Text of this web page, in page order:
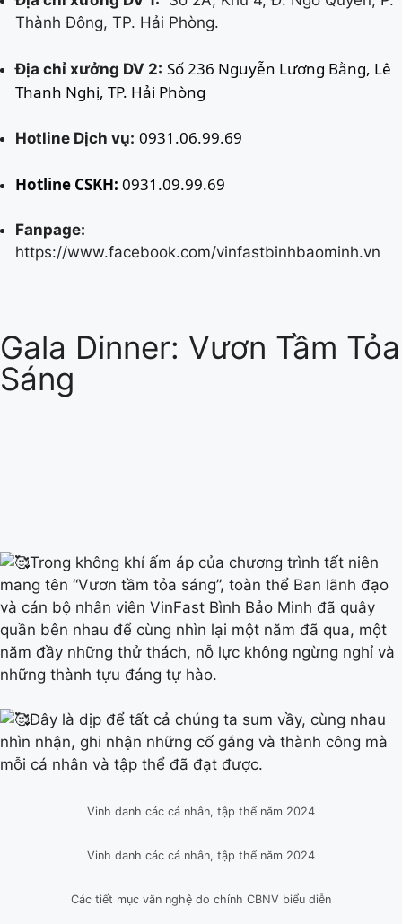
Thành Đông, TP. Hải Phòng.
Địa chỉ xưởng DV 2: Số 236 Nguyễn Lương Bằng, Lê
Thanh Nghị, TP. Hải Phòng
Hotline Dịch vụ: 0931.06.99.69
Hotline CSKH: 0931.09.99.69
Fanpage:
https://www.facebook.com/vinfastbinhbaominh.vn
Gala Dinner: Vươn Tầm Tỏa
Sáng
Trong không khí ấm áp của chương trình tất niên
mang tên “Vươn tầm tỏa sáng”, toàn thể Ban lãnh đạo
và cán bộ nhân viên VinFast Bình Bảo Minh đã quây
quần bên nhau để cùng nhìn lại một năm đã qua, một
năm đầy những thử thách, nỗ lực không ngừng nghỉ và
những thành tựu đáng tự hào.
Đây là dịp để tất cả chúng ta sum vầy, cùng nhau
nhìn nhận, ghi nhận những cố gắng và thành công mà
mỗi cá nhân và tập thể đã đạt được.
Vinh danh các cá nhân, tập thể năm 2024
Vinh danh các cá nhân, tập thể năm 2024
Các tiết mục văn nghệ do chính CBNV biểu diễn